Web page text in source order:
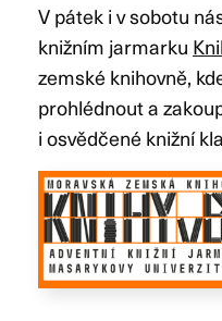
V pátek i v sobotu
knižním jarmarku
zemské knihovně,
prohlédnout a
i osvědčené knižní